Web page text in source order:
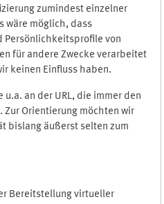
zumindest einzelner
wäre möglich, dass
Persönlichkeitsprofile von
für andere Zwecke verarbeitet
keinen Einfluss haben.
an der URL, die immer den
Orientierung möchten wir
bislang äußerst selten zum
Bereitstellung virtueller